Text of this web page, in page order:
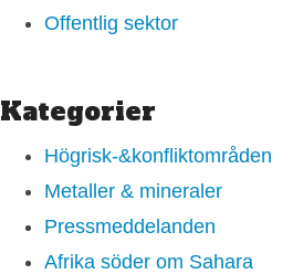
Offentlig sektor
Kategorier
Högrisk-&konfliktområden
Metaller & mineraler
Pressmeddelanden
Afrika söder om Sahara